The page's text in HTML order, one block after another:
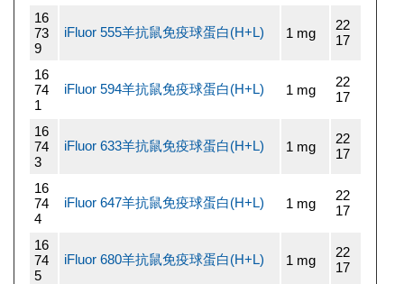
16
73
9
iFluor 555羊抗鼠免疫球蛋白(H+L) 1 mg
22
17
16
74
1
iFluor 594羊抗鼠免疫球蛋白(H+L) 1 mg
22
17
16
74
3
iFluor 633羊抗鼠免疫球蛋白(H+L) 1 mg
22
17
16
74
4
iFluor 647羊抗鼠免疫球蛋白(H+L) 1 mg
22
17
16
74
5
iFluor 680羊抗鼠免疫球蛋白(H+L) 1 mg
22
17